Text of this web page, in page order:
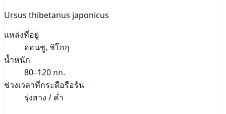
Ursus thibetanus japonicus
แหล่งที่อยู่
ฮอนชู, ชิโกกุ
น้ำหนัก
80–120 กก.
ช่วงเวลาที่กระตือรือร้น
รุ่งสาง / ค่ำ